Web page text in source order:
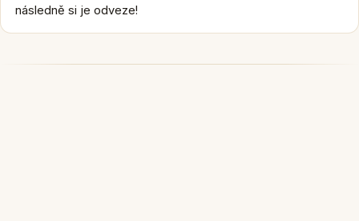
následně si je odveze!